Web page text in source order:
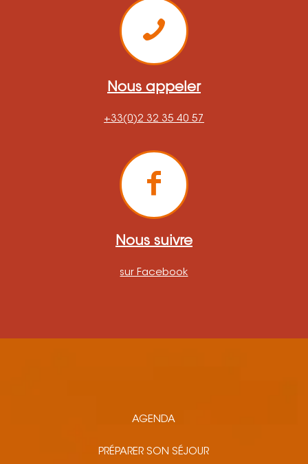
Nous appeler
+33(0)2 32 35 40 57
Nous suivre
sur Facebook
AGENDA
PRÉPARER SON SÉJOUR